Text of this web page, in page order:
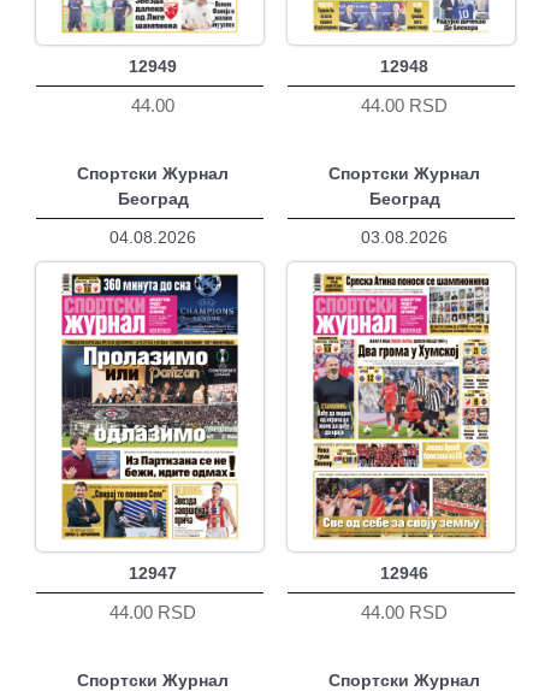
12949
44.00
12948
44.00 RSD
Спортски Журнал
Београд
04.08.2026
12947
44.00 RSD
Спортски Журнал
Београд
03.08.2026
12946
44.00 RSD
Спортски Журнал Спортски Журнал